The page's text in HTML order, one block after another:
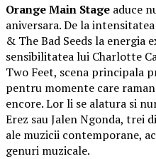
Orange Main Stage aduce
aniversara. De la
& The Bad Seeds la energia
sensibilitatea lui Charlotte
Two Feet, scena principala
pentru momente care
encore. Lor li se alatura si
Erez sau Jalen Ngonda, trei
ale muzicii contemporane,
genuri muzicale.